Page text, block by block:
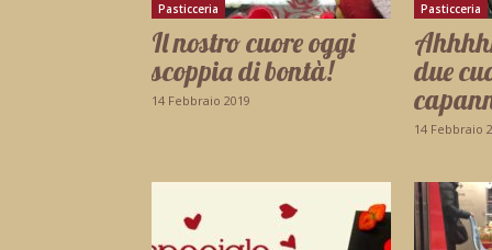
Pasticceria
Il nostro cuore oggi
scoppia di bontà!
14 Febbraio 2019
Pasticceria
due
14 Febbraio